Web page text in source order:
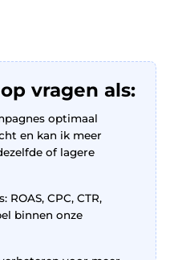
vragen als:
optimaal
en kan ik meer
of lagere
CPC, CTR,
binnen onze